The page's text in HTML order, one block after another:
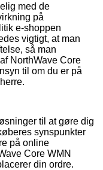
med de
på
e-shoppen
vigtigt, at man
så man
NorthWave Core
til om du er på
til at gøre dig
synspunkter
på online
Core WMN
din ordre.